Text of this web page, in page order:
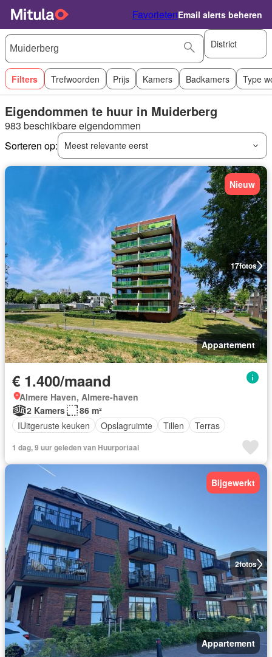
FavorietenEmail alerts beheren
District
Filters Trefwoorden Prijs Kamers Badkamers Type
Eigendommen te huur in Muiderberg
983 beschikbare eigendommen
Sorteren op:
Meest relevante eerst
17fotos
Nieuw
Appartement
€ 1.400/maand
Almere Haven, Almere-haven
2 Kamers
86 m²
IUitgeruste keuken
Opslagruimte Tillen Terras
1 dag, 9 uur geleden van Huurportaal
2fotos
Bijgewerkt
Appartement